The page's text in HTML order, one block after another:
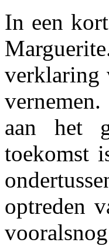
In een
verklaring
aan het
toekomst
optreden